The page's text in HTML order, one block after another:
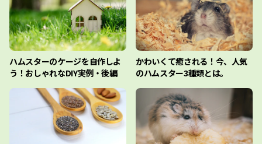
ハムスターのケージを自作しよ
う！おしゃれなDIY実例・後編
かわいくて癒される！今、人気
のハムスター3種類とは。